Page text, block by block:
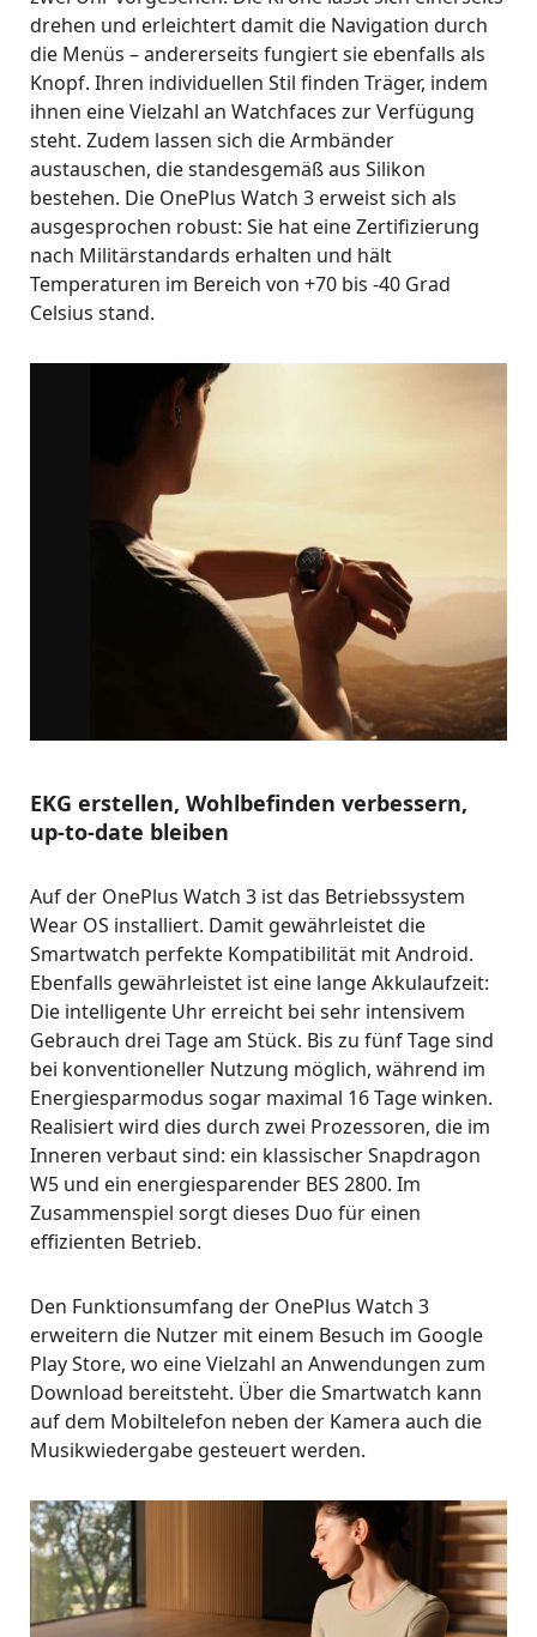
drehen und erleichtert damit die Navigation durch
die Menüs – andererseits fungiert sie ebenfalls als
Knopf. Ihren individuellen Stil finden Träger, indem
ihnen eine Vielzahl an Watchfaces zur Verfügung
steht. Zudem lassen sich die Armbänder
austauschen, die standesgemäß aus Silikon
bestehen. Die OnePlus Watch 3 erweist sich als
ausgesprochen robust: Sie hat eine Zertifizierung
nach Militärstandards erhalten und hält
Temperaturen im Bereich von +70 bis -40 Grad
Celsius stand.
EKG erstellen, Wohlbefinden verbessern,
up-to-date bleiben
Auf der OnePlus Watch 3 ist das Betriebssystem
Wear OS installiert. Damit gewährleistet die
Smartwatch perfekte Kompatibilität mit Android.
Ebenfalls gewährleistet ist eine lange Akkulaufzeit:
Die intelligente Uhr erreicht bei sehr intensivem
Gebrauch drei Tage am Stück. Bis zu fünf Tage sind
bei konventioneller Nutzung möglich, während im
Energiesparmodus sogar maximal 16 Tage winken.
Realisiert wird dies durch zwei Prozessoren, die im
Inneren verbaut sind: ein klassischer Snapdragon
W5 und ein energiesparender BES 2800. Im
Zusammenspiel sorgt dieses Duo für einen
effizienten Betrieb.
Den Funktionsumfang der OnePlus Watch 3
erweitern die Nutzer mit einem Besuch im Google
Play Store, wo eine Vielzahl an Anwendungen zum
Download bereitsteht. Über die Smartwatch kann
auf dem Mobiltelefon neben der Kamera auch die
Musikwiedergabe gesteuert werden.